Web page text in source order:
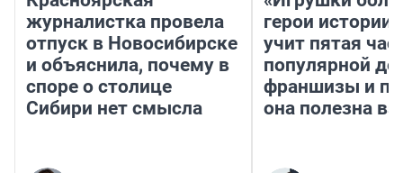
журналистка провела
отпуск в Новосибирске
и объяснила, почему в
споре о столице
Сибири нет смысла
герои
учит пятая
популярной
франшизы и
она полезна